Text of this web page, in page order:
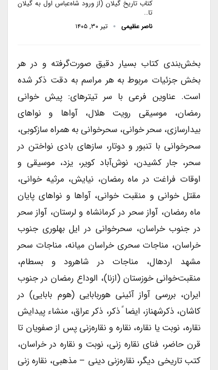
کتاب تاریخ گیلان (از ورود شاه‌عباس اول به گیلان
تا…
ناصر عظیمی تیر ۳۰, ۱۴۰۵
بخش‌بندی کتاب بسیار دقیق صورت‌گرفته و در هر
بخش جزئیات مربوط به هر مراسم به دقت ذکر شده
است. عناوین فرعی با سر تیترهای: پیش خوانی
رمضان، موسیقی رویت هلال، آواها و نواهای
بیدارسازی، سحر خوانی، سحرخوانی به همراه سازکوبی،‌
سحرخوانی با تنبور و دوتار،‌ سازهای بادی نواختن در
سحر، جار کشیدن، نوش‌آباد کویر، یزد، موسیقی و
اوقات فراغت در ماه رمضان، نیایش، مرثیه خوانی،
مقتل خوانی و منقبت خوانی، آواها و نواهای پایان
ماه رمضان، آواز سحر در کرمانشاه و لرستان، آواز سحر
در جنوب خراسان، سحرخوانی در ایل بهلوری جنوب
خراسان، مناجات سحری خراسان میانه، مناجات سحر
مشهد اردهال،‌ مناجات در شاهرود و بسطام،
منقبت‌خوانی خوزستان (ازنا)، الوداع رمضان در جنوب
ایران، بررسی آواز آئینی هوربابایی (هوم بابایی) در
کاشان،‌ ذکرشهناز، ‌ایضا ً ذکر، ذکر عراق، منشاء پیدایش
نقاره، نوبت یا نقاره،‌ نقاره و نقاره‌زنی پس از صفویان تا
قرن حاضر،‌ فنای نقاره زنی،‌ نوبت و نقاره در خراسان،
کتب تاریخی دیگر، نقاره‌زنی دینی – مذهبی، نقاره زنی